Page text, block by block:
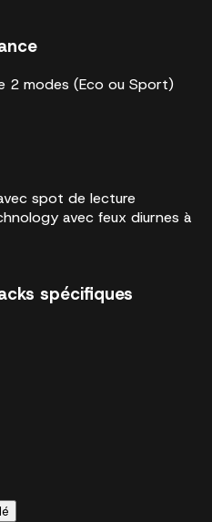
2 modes (Eco ou Sport)
spot de lecture
avec feux diurnes à
spécifiques